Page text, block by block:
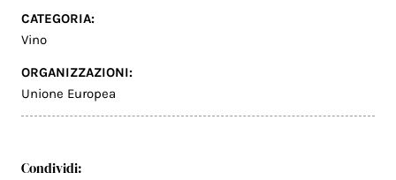
CATEGORIA:
Vino
ORGANIZZAZIONI:
Unione Europea
Condividi: